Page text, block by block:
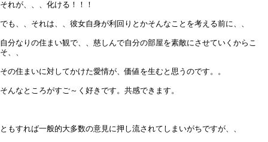
それが、、、化ける！！！
でも、、それは、、彼女自身が利回りとかそんなことを考える前に、、
自分なりの住まい観で、、慈しんで自分の部屋を素敵にさせていくからこ
そ、、
その住まいに対してかけた愛情が、価値を生むと思うのです。。
そんなところがすご～く好きです。共感できます。
ともすれば一般的大多数の意見に押し流されてしまいがちですが、、